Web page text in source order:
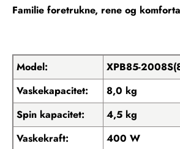
Familie foretrukne, rene og
Model:
XPB85-
Vaskekapacitet:
8,0 kg
Spin kapacitet:
4,5 kg
Vaskekraft:
400 W